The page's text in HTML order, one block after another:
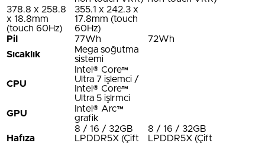
378.8 x 258.8
x 18.8mm
(touch 60Hz)
355.1 x 242.3 x
17.8mm (touch
60Hz)
Pil
77Wh
72Wh
Sıcaklık
Mega soğutma
sistemi
CPU
Intel® Core™
Ultra 7 işlemci /
Intel® Core™
Ultra 5 işlrmci
GPU
Intel® Arc™
grafik
Hafıza
8 / 16 / 32GB
LPDDR5X (Çift
8 / 16 / 32GB
LPDDR5X (Çift